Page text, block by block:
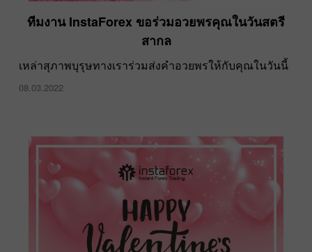
ทีมงาน InstaForex ขอร่วมอวยพรคุณในวันสตรี
สากล
เหล่าสุภาพบุรุษทางเราร่วมส่งคำอวยพรให้กับคุณในวันนี้
08.03.2022